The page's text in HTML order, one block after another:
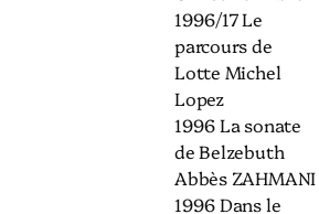
1996/17 Le
parcours de
Lotte Michel
Lopez
1996 La sonate
de Belzebuth
Abbès ZAHMANI
1996 Dans le